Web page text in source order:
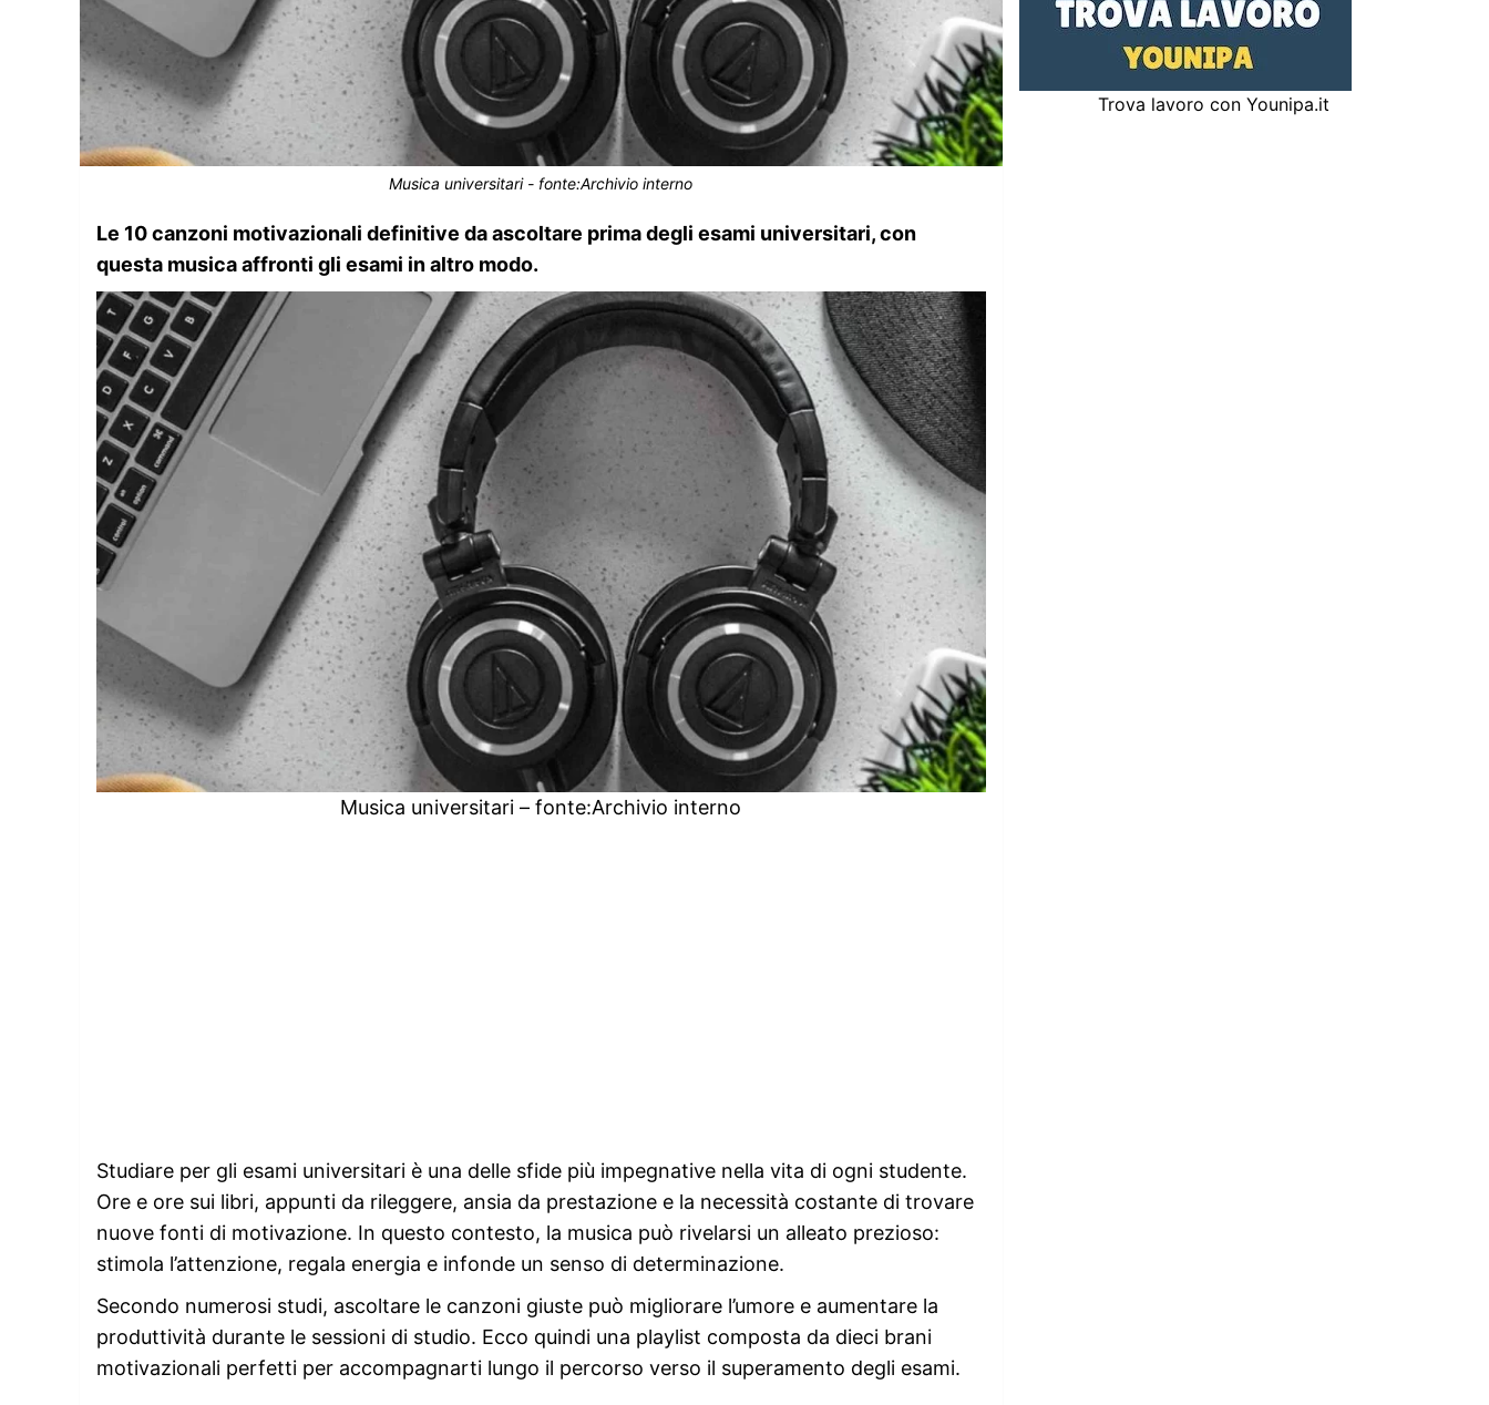
Musica universitari - fonte:Archivio interno
Le 10 canzoni motivazionali definitive da ascoltare prima degli esami universitari, con
questa musica affronti gli esami in altro modo.
Musica universitari – fonte:Archivio interno
Studiare per gli esami universitari è una delle sfide più impegnative nella vita di ogni studente.
Ore e ore sui libri, appunti da rileggere, ansia da prestazione e la necessità costante di trovare
nuove fonti di motivazione. In questo contesto, la musica può rivelarsi un alleato prezioso:
stimola l’attenzione, regala energia e infonde un senso di determinazione.
Secondo numerosi studi, ascoltare le canzoni giuste può migliorare l’umore e aumentare la
produttività durante le sessioni di studio. Ecco quindi una playlist composta da dieci brani
motivazionali perfetti per accompagnarti lungo il percorso verso il superamento degli esami.
Trova lavoro con Younipa.it